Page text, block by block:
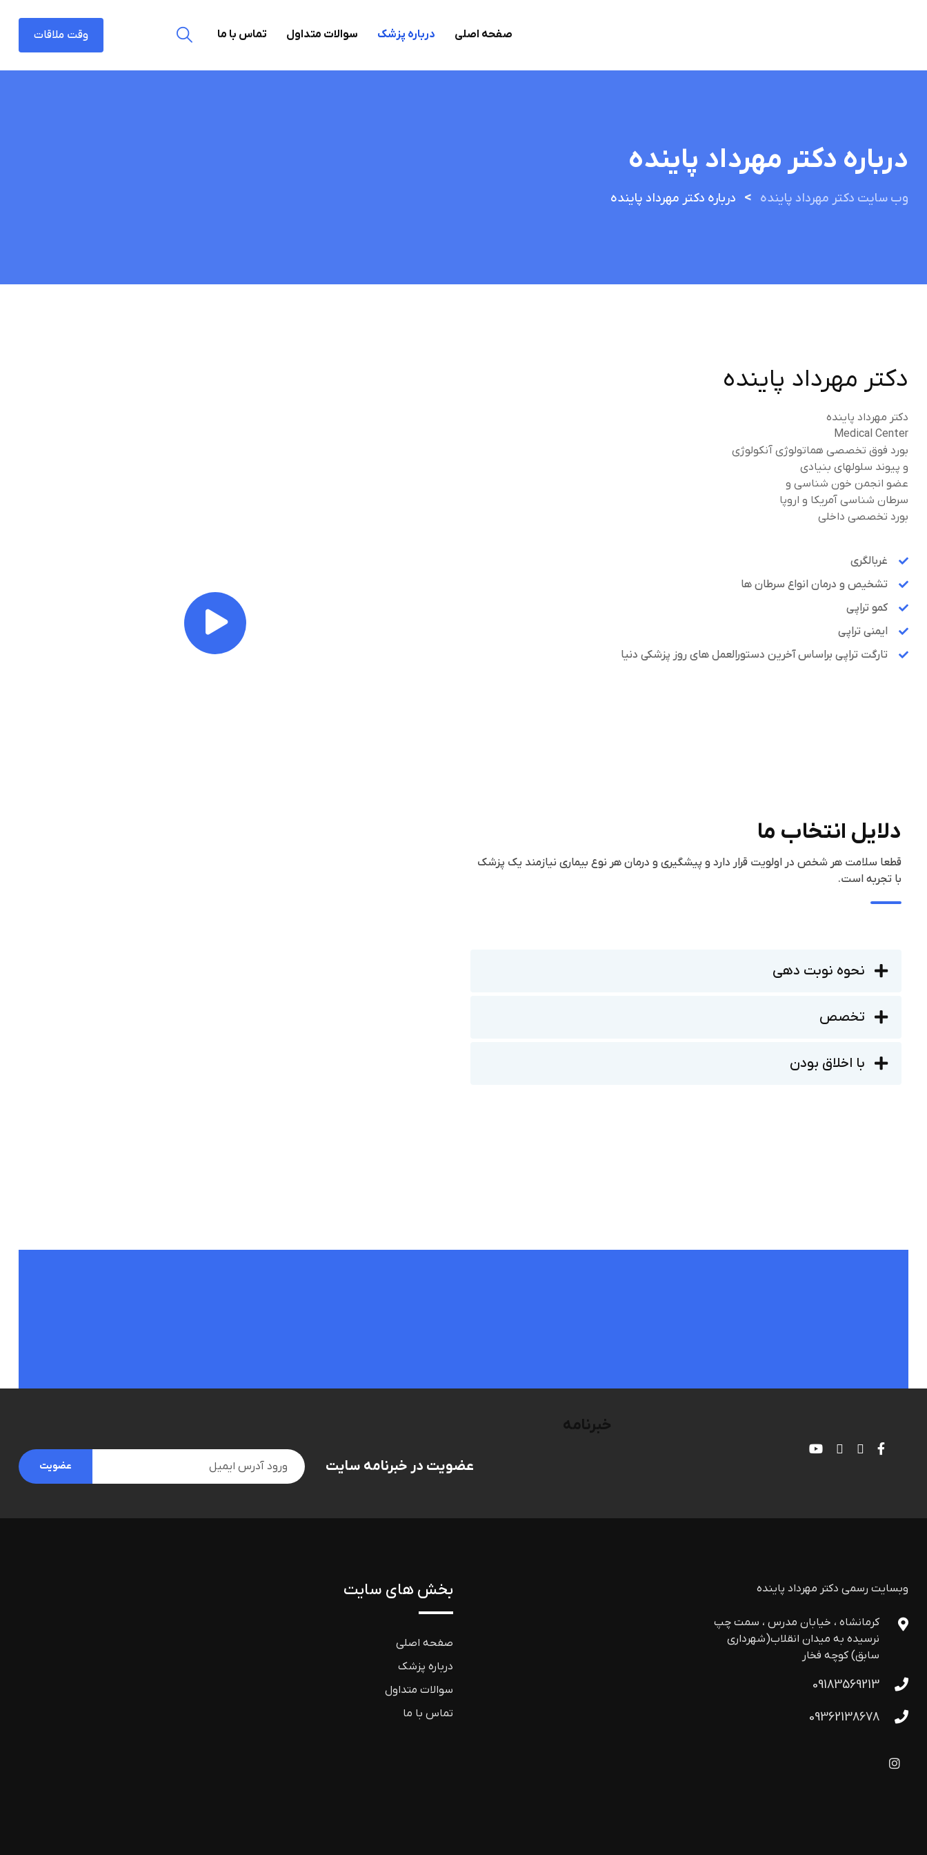
صفحه اصلی درباره پزشک سوالات متداول تماس با ما وقت ملاقات
درباره دکتر مهرداد پاینده
وب سایت دکتر مهرداد پاینده > درباره دکتر مهرداد پاینده
دکتر مهرداد پاینده
دکتر مهرداد پاینده
Medical Center
بورد فوق تخصصی هماتولوژی آنکولوژی
و پیوند سلولهای بنیادی
عضو انجمن خون شناسی و
سرطان شناسی آمریکا و اروپا
بورد تخصصی داخلی
غربالگری
تشخیص و درمان انواع سرطان ها
کمو تراپی
ایمنی تراپی
تارگت تراپی براساس آخرین دستورالعمل های روز پزشکی دنیا
دلایل انتخاب ما
قطعا سلامت هر شخص در اولویت قرار دارد و پیشگیری و درمان هر نوع بیماری نیازمند یک پزشک
با تجربه است.
نحوه نوبت دهی
تخصص
با اخلاق بودن
خبرنامه
عضویت در خبرنامه سایت
وبسایت رسمی دکتر مهرداد پاینده
کرمانشاه ، خیابان مدرس ، سمت چپ
نرسیده به میدان انقلاب(شهرداری
سابق) کوچه فخار
09183569213
09362138678
بخش های سایت
صفحه اصلی
درباره پزشک
سوالات متداول
تماس با ما